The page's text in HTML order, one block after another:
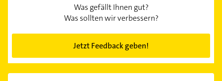
Was gefällt Ihnen gut?
Was sollten wir verbessern?
Jetzt Feedback geben!